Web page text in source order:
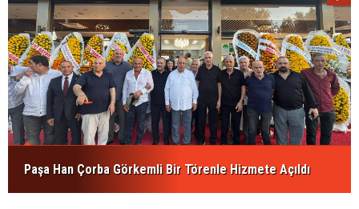
Paşa Han Çorba Görkemli Bir Törenle Hizmete Açıldı